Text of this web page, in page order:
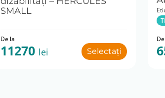
SMALL
De la
11270 lei Selectați